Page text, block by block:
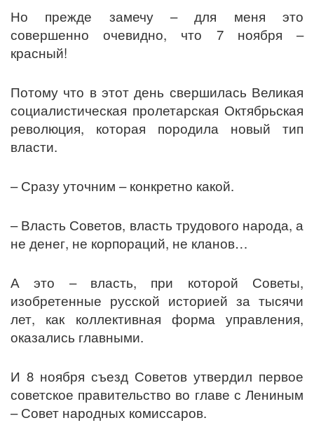
Но прежде замечу – для меня это
совершенно очевидно, что 7 ноября –
красный!
Потому что в этот день свершилась Великая
социалистическая пролетарская Октябрьская
революция, которая породила новый тип
власти.
– Сразу уточним – конкретно какой.
– Власть Советов, власть трудового народа, а
не денег, не корпораций, не кланов…
А это – власть, при которой Советы,
изобретенные русской историей за тысячи
лет, как коллективная форма управления,
оказались главными.
И 8 ноября съезд Советов утвердил первое
советское правительство во главе с Лениным
– Совет народных комиссаров.